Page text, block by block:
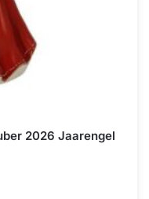
2026 Jaarengel